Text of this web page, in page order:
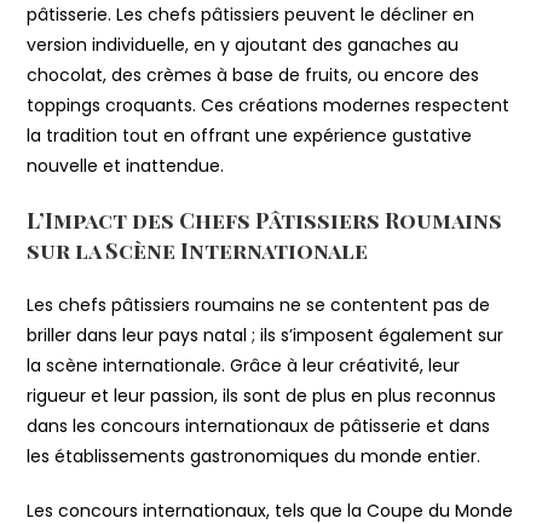
pâtisserie. Les chefs pâtissiers peuvent le décliner en
version individuelle, en y ajoutant des ganaches au
chocolat, des crèmes à base de fruits, ou encore des
toppings croquants. Ces créations modernes respectent
la tradition tout en offrant une expérience gustative
nouvelle et inattendue.
L’Impact des Chefs Pâtissiers Roumains
sur la Scène Internationale
Les chefs pâtissiers roumains ne se contentent pas de
briller dans leur pays natal ; ils s’imposent également sur
la scène internationale. Grâce à leur créativité, leur
rigueur et leur passion, ils sont de plus en plus reconnus
dans les concours internationaux de pâtisserie et dans
les établissements gastronomiques du monde entier.
Les concours internationaux, tels que la Coupe du Monde